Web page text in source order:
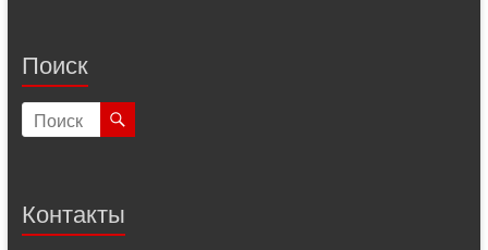
Поиск
Контакты